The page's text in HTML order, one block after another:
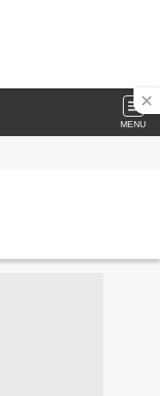
MENU